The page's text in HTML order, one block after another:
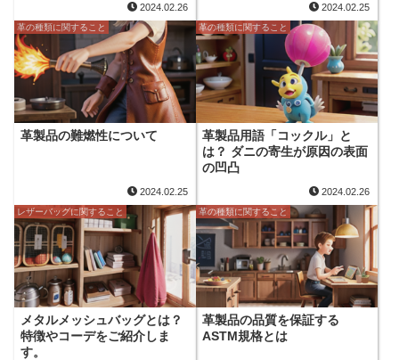
2024.02.26 2024.02.25
革の種類に関すること
革製品の難燃性について
2024.02.25
革の種類に関すること
革製品用語「コックル」と
は？ ダニの寄生が原因の表面
の凹凸
2024.02.26
レザーバッグに関すること
メタルメッシュバッグとは？
特徴やコーデをご紹介しま
す。
革の種類に関すること
革製品の品質を保証する
ASTM規格とは